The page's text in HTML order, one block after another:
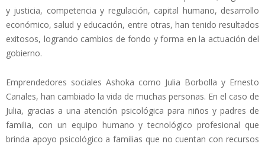
y justicia, competencia y regulación, capital humano, desarrollo
económico, salud y educación, entre otras, han tenido resultados
exitosos, logrando cambios de fondo y forma en la actuación del
gobierno.
Emprendedores sociales Ashoka como Julia Borbolla y Ernesto
Canales, han cambiado la vida de muchas personas. En el caso de
Julia, gracias a una atención psicológica para niños y padres de
familia, con un equipo humano y tecnológico profesional que
brinda apoyo psicológico a familias que no cuentan con recursos